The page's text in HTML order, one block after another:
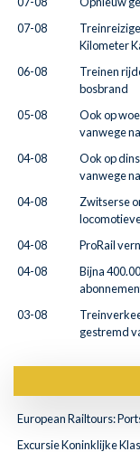
07-08
Kilometer
06-08
Treinen
bosbrand
05-08
Ook op
vanwege
04-08
Ook op
vanwege
04-08
Zwitserse
04-08
ProRail
04-08
Bijna
03-08
gestremd
European Railtours:
Excursie Koninklijke